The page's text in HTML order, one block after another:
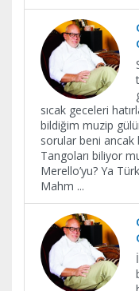
sıcak geceleri
bildiğim muzip
sorular beni ancak
Tangoları biliyor
Merello’yu? Ya
Mahm ...